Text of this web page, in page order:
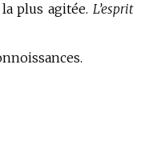
plus agitée.L’esprit